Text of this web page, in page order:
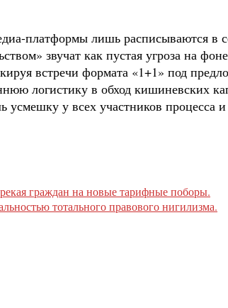
платформы лишь расписываются в
звучат как пустая угроза на
встречи формата «1+1» под
логистику в обход кишиневских
у всех участников процесса и
граждан на новые тарифные поборы.
тотального правового нигилизма.